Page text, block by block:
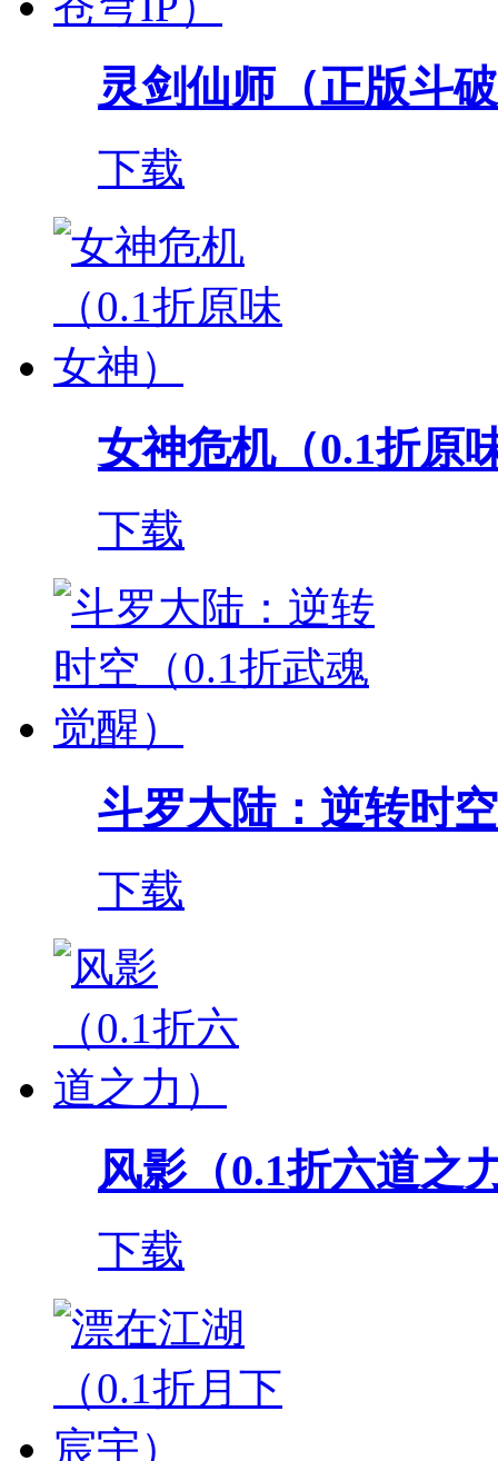
灵剑仙师（正版斗
下载
女神危机（0.1折原
下载
斗罗大陆：逆转时
下载
风影（0.1折六道之
下载